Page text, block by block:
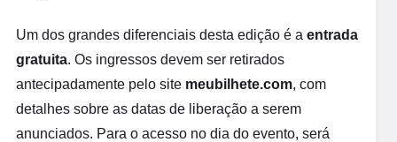
Um dos grandes diferenciais desta edição é a entrada
gratuita. Os ingressos devem ser retirados
antecipadamente pelo site meubilhete.com, com
detalhes sobre as datas de liberação a serem
anunciados. Para o acesso no dia do evento, será